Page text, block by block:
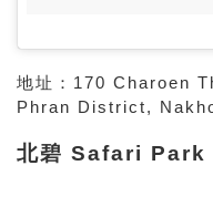
地址：170 Charoen
Phran District,
北碧 Safari Park